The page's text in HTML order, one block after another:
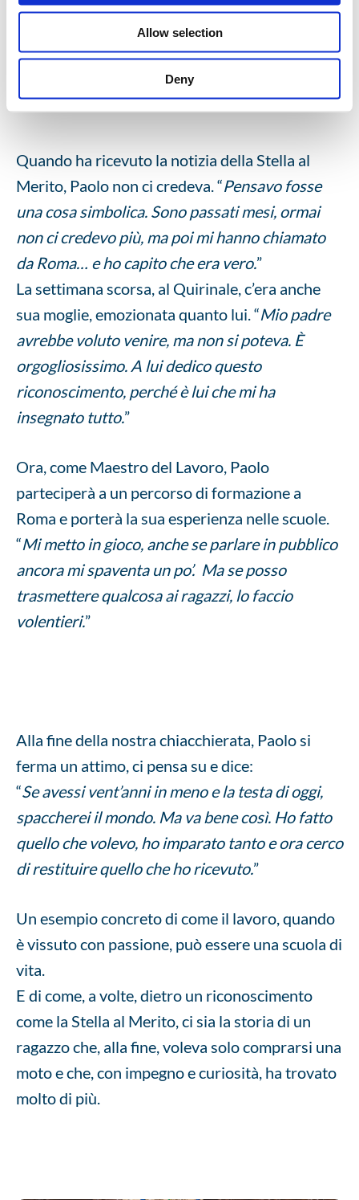
Allow selection
Deny
“Bisogna guardare avanti. E avere fiducia nelle
proprie capacità: alla lunga, se vali, lo dimostri.
Un riconoscimento che parla di futuro
Quando ha ricevuto la notizia della Stella al
Merito, Paolo non ci credeva. “Pensavo fosse
una cosa simbolica. Sono passati mesi, ormai
non ci credevo più, ma poi mi hanno chiamato
da Roma… e ho capito che era vero.”
La settimana scorsa, al Quirinale, c’era anche
sua moglie, emozionata quanto lui. “Mio padre
avrebbe voluto venire, ma non si poteva. È
orgogliosissimo. A lui dedico questo
riconoscimento, perché è lui che mi ha
insegnato tutto.”
Ora, come Maestro del Lavoro, Paolo
parteciperà a un percorso di formazione a
Roma e porterà la sua esperienza nelle scuole.
“Mi metto in gioco, anche se parlare in pubblico
ancora mi spaventa un po’. Ma se posso
trasmettere qualcosa ai ragazzi, lo faccio
volentieri.”
Alla fine della nostra chiacchierata, Paolo si
ferma un attimo, ci pensa su e dice:
“Se avessi vent’anni in meno e la testa di oggi,
spaccherei il mondo. Ma va bene così. Ho fatto
quello che volevo, ho imparato tanto e ora cerco
di restituire quello che ho ricevuto.”
Un esempio concreto di come il lavoro, quando
è vissuto con passione, può essere una scuola di
vita.
E di come, a volte, dietro un riconoscimento
come la Stella al Merito, ci sia la storia di un
ragazzo che, alla fine, voleva solo comprarsi una
moto e che, con impegno e curiosità, ha trovato
molto di più.